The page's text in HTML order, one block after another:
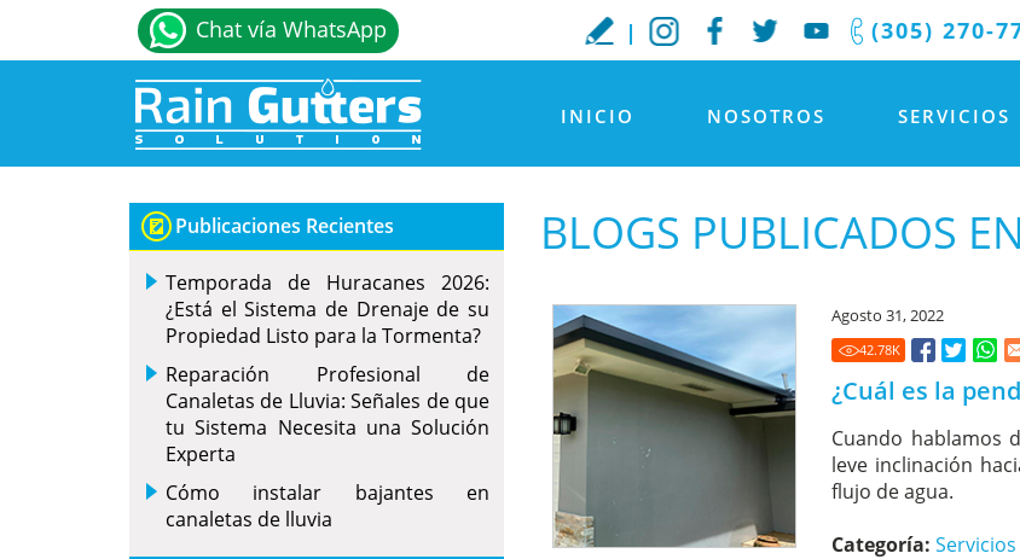
(305) 270-
Chat vía WhatsApp
INICIO NOSOTROS SERVICIOS
BLOGS PUBLICADOS
Agosto 31, 2022
42.78K
¿Cuál es la
Cuando hablamos
leve inclinación
flujo de agua.
Categoría:
Publicaciones Recientes
Temporada de Huracanes 2026:
¿Está el Sistema de Drenaje de su
Propiedad Listo para la Tormenta?
Reparación Profesional de
Canaletas de Lluvia: Señales de que
tu Sistema Necesita una Solución
Experta
Cómo instalar bajantes en
canaletas de lluvia